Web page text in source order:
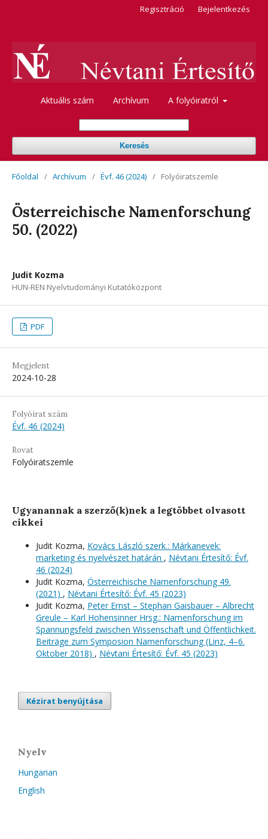
Aktuális szám Archívum A folyóiratról
Keresés
Regisztráció Bejelentkezés
Főoldal / Archívum / Évf. 46 (2024) / Folyóiratszemle
Österreichische Namenforschung
50. (2022)
Judit Kozma
HUN-REN Nyelvtudományi Kutatóközpont
PDF
Megjelent
2024-10-28
Folyóirat szám
Évf. 46 (2024)
Rovat
Folyóiratszemle
Ugyanannak a szerző(k)nek a legtöbbet olvasott
cikkei
Judit Kozma, Kovács László szerk.: Márkanevek:
marketing és nyelvészet határán , Névtani Értesítő: Évf.
46 (2024)
Judit Kozma, Österreichische Namenforschung 49.
(2021) , Névtani Értesítő: Évf. 45 (2023)
Judit Kozma, Peter Ernst – Stephan Gaisbauer – Albrecht
Greule – Karl Hohensinner Hrsg.: Namenforschung im
Spannungsfeld zwischen Wissenschaft und Öffentlichkeit.
Beiträge zum Symposion Namenforschung (Linz, 4–6.
Oktober 2018) , Névtani Értesítő: Évf. 45 (2023)
Kézirat benyújtása
Nyelv
Hungarian
English